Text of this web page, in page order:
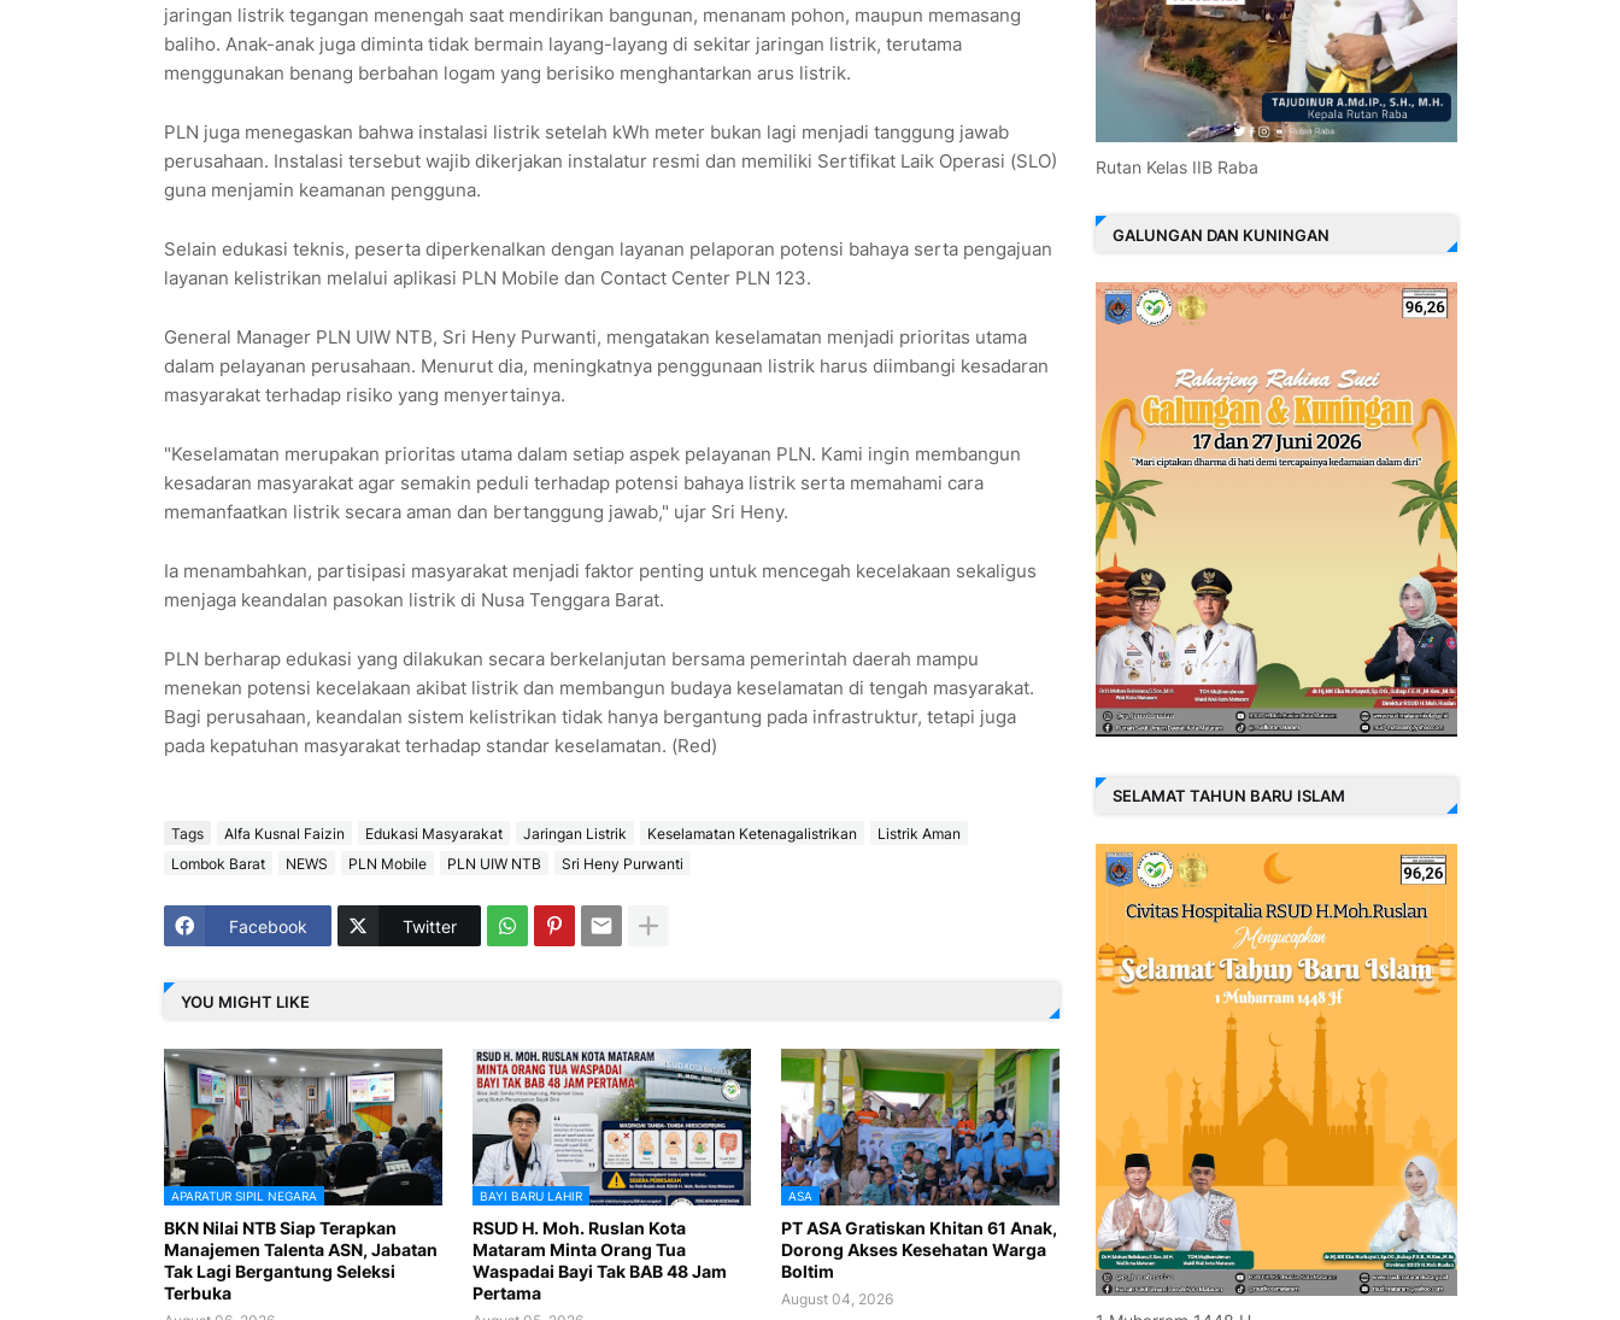
jaringan listrik tegangan menengah saat mendirikan bangunan, menanam pohon, maupun memasang
baliho. Anak-anak juga diminta tidak bermain layang-layang di sekitar jaringan listrik, terutama
menggunakan benang berbahan logam yang berisiko menghantarkan arus listrik.
PLN juga menegaskan bahwa instalasi listrik setelah kWh meter bukan lagi menjadi tanggung jawab
perusahaan. Instalasi tersebut wajib dikerjakan instalatur resmi dan memiliki Sertifikat Laik Operasi (SLO)
guna menjamin keamanan pengguna.
Selain edukasi teknis, peserta diperkenalkan dengan layanan pelaporan potensi bahaya serta pengajuan
layanan kelistrikan melalui aplikasi PLN Mobile dan Contact Center PLN 123.
General Manager PLN UIW NTB, Sri Heny Purwanti, mengatakan keselamatan menjadi prioritas utama
dalam pelayanan perusahaan. Menurut dia, meningkatnya penggunaan listrik harus diimbangi kesadaran
masyarakat terhadap risiko yang menyertainya.
"Keselamatan merupakan prioritas utama dalam setiap aspek pelayanan PLN. Kami ingin membangun
kesadaran masyarakat agar semakin peduli terhadap potensi bahaya listrik serta memahami cara
memanfaatkan listrik secara aman dan bertanggung jawab," ujar Sri Heny.
Ia menambahkan, partisipasi masyarakat menjadi faktor penting untuk mencegah kecelakaan sekaligus
menjaga keandalan pasokan listrik di Nusa Tenggara Barat.
PLN berharap edukasi yang dilakukan secara berkelanjutan bersama pemerintah daerah mampu
menekan potensi kecelakaan akibat listrik dan membangun budaya keselamatan di tengah masyarakat.
Bagi perusahaan, keandalan sistem kelistrikan tidak hanya bergantung pada infrastruktur, tetapi juga
pada kepatuhan masyarakat terhadap standar keselamatan. (Red)
Tags Alfa Kusnal Faizin Edukasi Masyarakat Jaringan Listrik Keselamatan Ketenagalistrikan
Listrik Aman
Lombok Barat
NEWS PLN Mobile PLN UIW NTB Sri Heny Purwanti
Facebook Twitter
YOU MIGHT LIKE
APARATUR SIPIL NEGARA
BKN Nilai NTB Siap Terapkan
Manajemen Talenta ASN, Jabatan
Tak Lagi Bergantung Seleksi
Terbuka
BAYI BARU LAHIR
RSUD H. Moh. Ruslan Kota
Mataram Minta Orang Tua
Waspadai Bayi Tak BAB 48 Jam
Pertama
ASA
PT ASA Gratiskan Khitan 61 Anak,
Dorong Akses Kesehatan Warga
Boltim
August 04, 2026
Rutan Kelas IIB Raba
GALUNGAN DAN KUNINGAN
SELAMAT TAHUN BARU ISLAM